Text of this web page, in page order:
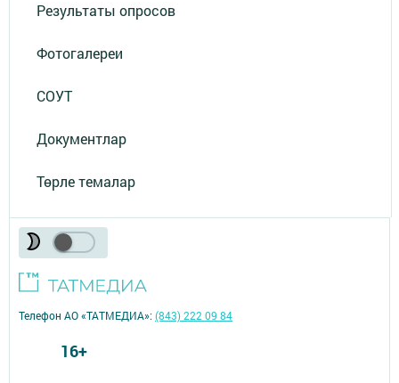
Результаты опросов
Фотогалереи
СОУТ
Документлар
Төрле темалар
Телефон АО «ТАТМЕДИА»:(843) 222 09 84
16+